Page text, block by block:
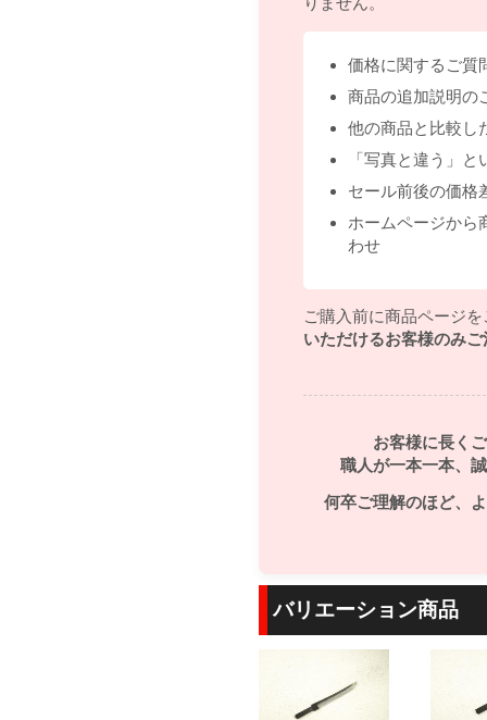
価格に関するご質
商品の追加説明の
他の商品と比較し
「写真と違う」
セール前後の価格
ホームページから
わせ
ご購入前に商品ページ
いただけるお客様のみ
お客様に長く
職人が一本一本、
何卒ご理解のほど、
バリエーション商品